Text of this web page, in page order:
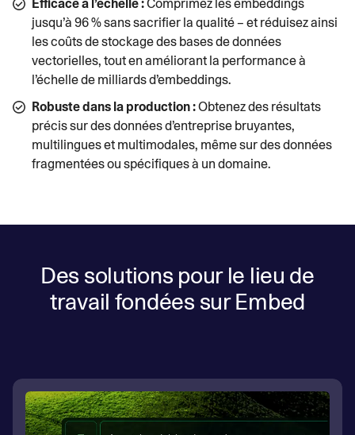
Efficace à l’échelle :Comprimez les embeddings
jusqu’à 96 % sans sacrifier la qualité – et réduisez ainsi
les coûts de stockage des bases de données
vectorielles, tout en améliorant la performance à
l’échelle de milliards d’embeddings.
Robuste dans la production :Obtenez des résultats
précis sur des données d’entreprise bruyantes,
multilingues et multimodales, même sur des données
fragmentées ou spécifiques à un domaine.
Des solutions pour le lieu de
travail fondées sur Embed